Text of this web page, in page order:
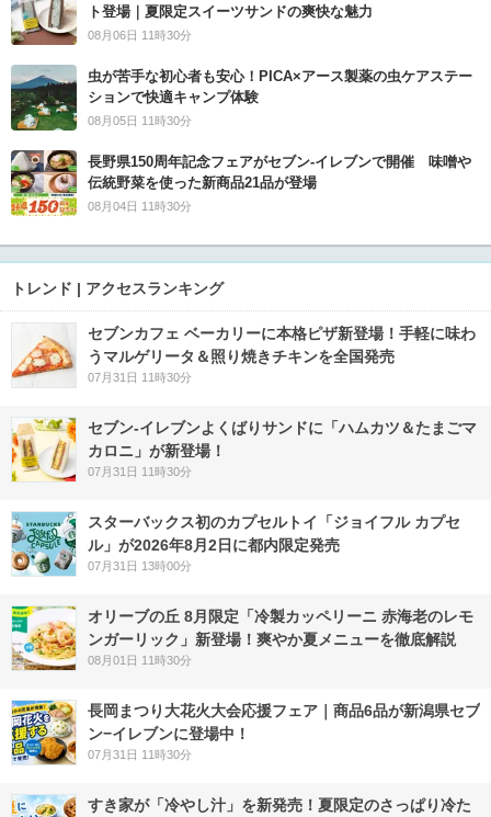
ト登場｜夏限定スイーツサンドの爽快な魅力
08月06日 11時30分
虫が苦手な初心者も安心！PICA×アース製薬の虫ケアステー
ションで快適キャンプ体験
08月05日 11時30分
長野県150周年記念フェアがセブン-イレブンで開催 味噌や
伝統野菜を使った新商品21品が登場
08月04日 11時30分
トレンド | アクセスランキング
セブンカフェ ベーカリーに本格ピザ新登場！手軽に味わ
うマルゲリータ＆照り焼きチキンを全国発売
07月31日 11時30分
セブン‐イレブンよくばりサンドに「ハムカツ＆たまごマ
カロニ」が新登場！
07月31日 11時30分
スターバックス初のカプセルトイ「ジョイフル カプセ
ル」が2026年8月2日に都内限定発売
07月31日 13時00分
オリーブの丘 8月限定「冷製カッペリーニ 赤海老のレモ
ンガーリック」新登場！爽やか夏メニューを徹底解説
08月01日 11時30分
長岡まつり大花火大会応援フェア｜商品6品が新潟県セブ
ン−イレブンに登場中！
07月31日 11時30分
すき家が「冷やし汁」を新発売！夏限定のさっぱり冷た